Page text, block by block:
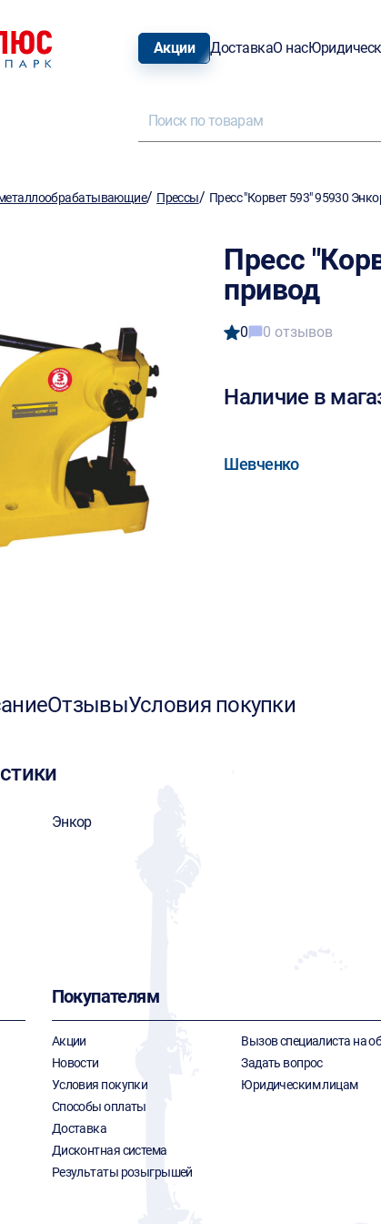
Акции ДоставкаО нас
/ Прессы/ Пресс "Корвет 593" 95930
Пресс
привод
0 0 отзывов
Наличие в
Шевченко
ОтзывыУсловия покупки
Энкор
Покупателям
Акции
Новости
Условия покупки
Способы оплаты
Доставка
Дисконтная система
Результаты розыгрышей
Вызов специалиста на
Задать вопрос
Юридическим лицам